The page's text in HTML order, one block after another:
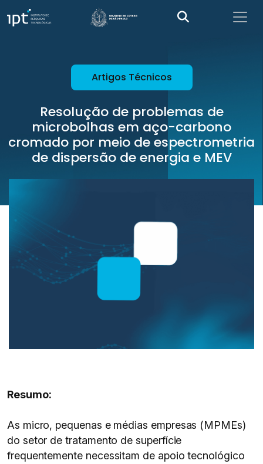
Artigos Técnicos
Resolução de problemas de
microbolhas em aço-carbono
cromado por meio de espectrometria
de dispersão de energia e MEV
Resumo:
As micro, pequenas e médias empresas (MPMEs)
do setor de tratamento de superfície
frequentemente necessitam de apoio tecnológico